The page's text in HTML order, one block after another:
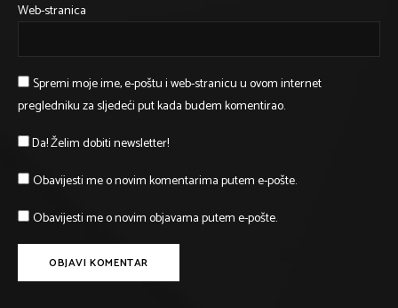
Web-stranica
Spremi moje ime, e-poštu i web-stranicu u ovom internet
pregledniku za sljedeći put kada budem komentirao.
Da! Želim dobiti newsletter!
Obavijesti me o novim komentarima putem e-pošte.
Obavijesti me o novim objavama putem e-pošte.